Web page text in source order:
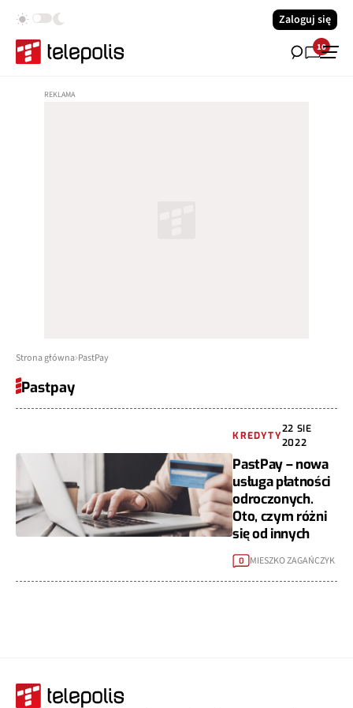
Zaloguj się
10
Strona główna PastPay
Pastpay
KREDYTY
22 SIE
2022
PastPay – nowa
usługa płatności
odroczonych.
Oto, czym różni
się od innych
0 MIESZKO ZAGAŃCZYK